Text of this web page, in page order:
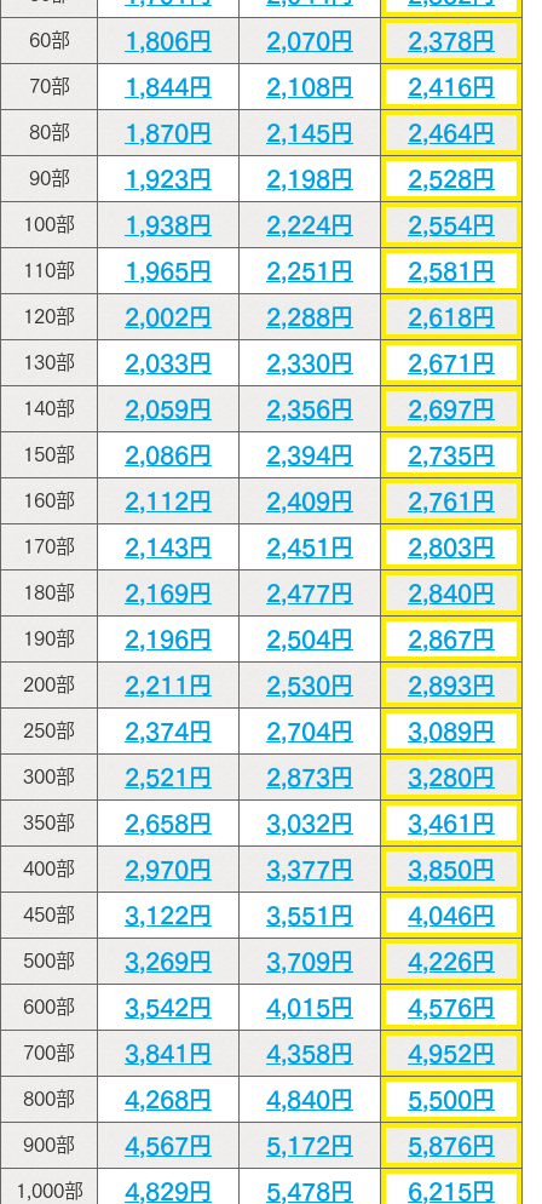
60部 1,806円 2,070円 2,378円
70部 1,844円 2,108円 2,416円
80部 1,870円 2,145円 2,464円
90部 1,923円 2,198円 2,528円
100部 1,938円 2,224円 2,554円
110部 1,965円 2,251円 2,581円
120部 2,002円 2,288円 2,618円
130部 2,033円 2,330円 2,671円
140部 2,059円 2,356円 2,697円
150部 2,086円 2,394円 2,735円
160部 2,112円 2,409円 2,761円
170部 2,143円 2,451円 2,803円
180部 2,169円 2,477円 2,840円
190部 2,196円 2,504円 2,867円
200部 2,211円 2,530円 2,893円
250部 2,374円 2,704円 3,089円
300部 2,521円 2,873円 3,280円
350部 2,658円 3,032円 3,461円
400部 2,970円 3,377円 3,850円
450部 3,122円 3,551円 4,046円
500部 3,269円 3,709円 4,226円
600部 3,542円 4,015円 4,576円
700部 3,841円 4,358円 4,952円
800部 4,268円 4,840円 5,500円
900部 4,567円 5,172円 5,876円
1,000部 4,829円 5,478円 6,215円